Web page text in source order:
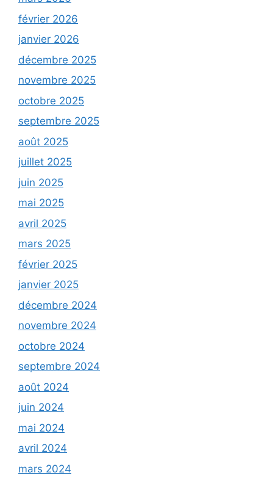
février 2026
janvier 2026
décembre 2025
novembre 2025
octobre 2025
septembre 2025
août 2025
juillet 2025
juin 2025
mai 2025
avril 2025
mars 2025
février 2025
janvier 2025
décembre 2024
novembre 2024
octobre 2024
septembre 2024
août 2024
juin 2024
mai 2024
avril 2024
mars 2024